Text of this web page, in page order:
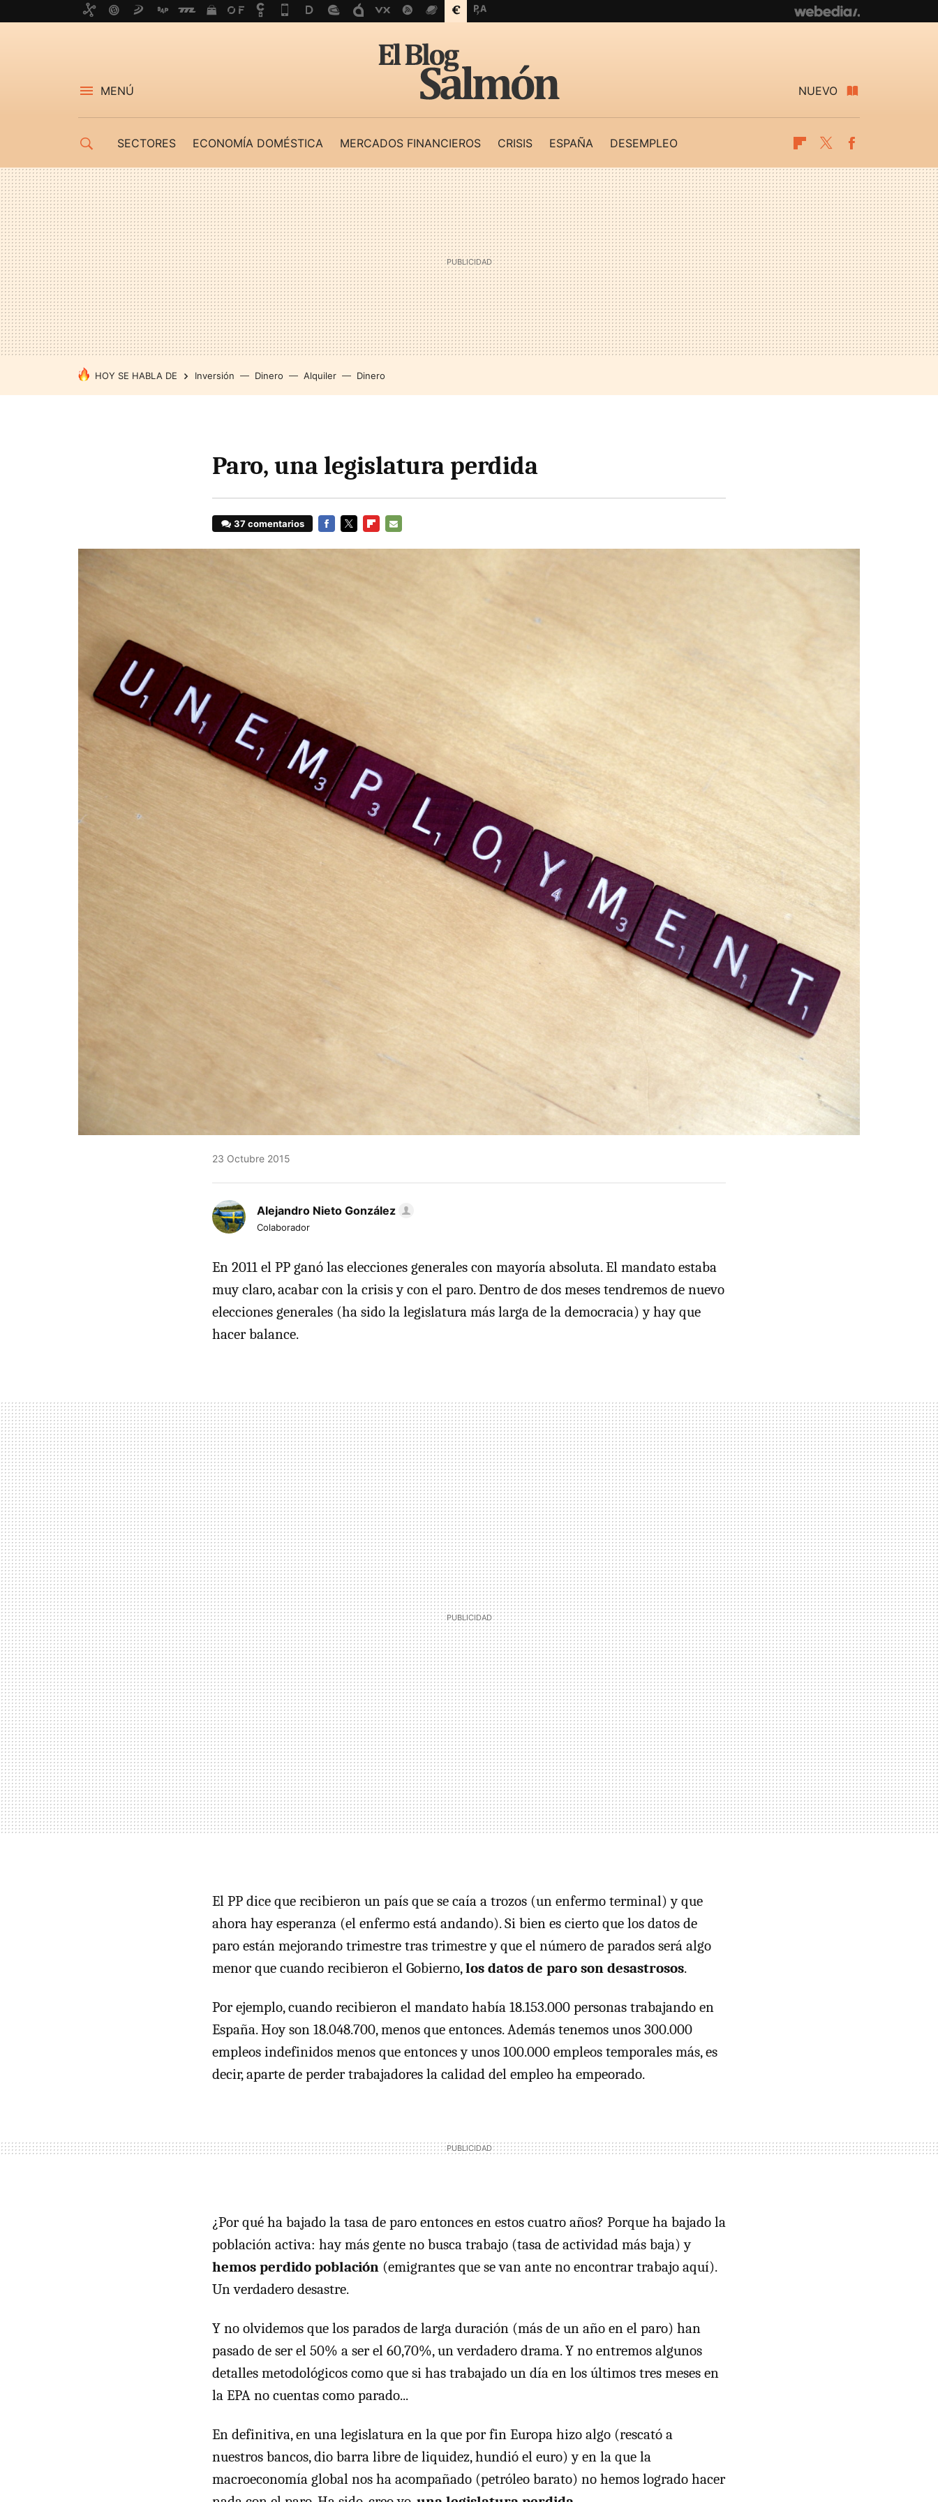
MENÚ NUEVO
SECTORES ECONOMÍA DOMÉSTICA MERCADOS FINANCIEROS CRISIS ESPAÑA DESEMPLEO Flipboard
Twitter
HOY SE HABLA DE Inversión Dinero Alquiler Dinero
Paro, una legislatura perdida
37 comentarios
23 Octubre 2015
Alejandro Nieto González
Colaborador
En 2011 el PP ganó las elecciones generales con mayoría absoluta. El mandato estaba
muy claro, acabar con la crisis y con el paro. Dentro de dos meses tendremos de nuevo
elecciones generales (ha sido la legislatura más larga de la democracia) y hay que
hacer balance.
El PP dice que recibieron un país que se caía a trozos (un enfermo terminal) y que
ahora hay esperanza (el enfermo está andando). Si bien es cierto que los datos de
paro están mejorando trimestre tras trimestre y que el número de parados será algo
menor que cuando recibieron el Gobierno,los datos de paro son desastrosos.
Por ejemplo, cuando recibieron el mandato había 18.153.000 personas trabajando en
España. Hoy son 18.048.700, menos que entonces. Además tenemos unos 300.000
empleos indefinidos menos que entonces y unos 100.000 empleos temporales más, es
decir, aparte de perder trabajadores la calidad del empleo ha empeorado.
¿Por qué ha bajado la tasa de paro entonces en estos cuatro años? Porque ha bajado la
población activa: hay más gente no busca trabajo (tasa de actividad más baja) y
hemos perdido población (emigrantes que se van ante no encontrar trabajo aquí).
Un verdadero desastre.
Y no olvidemos que los parados de larga duración (más de un año en el paro) han
pasado de ser el 50% a ser el 60,70%, un verdadero drama. Y no entremos algunos
detalles metodológicos como que si has trabajado un día en los últimos tres meses en
la EPA no cuentas como parado...
En definitiva, en una legislatura en la que por fin Europa hizo algo (rescató a
nuestros bancos, dio barra libre de liquidez, hundió el euro) y en la que la
macroeconomía global nos ha acompañado (petróleo barato) no hemos logrado hacer